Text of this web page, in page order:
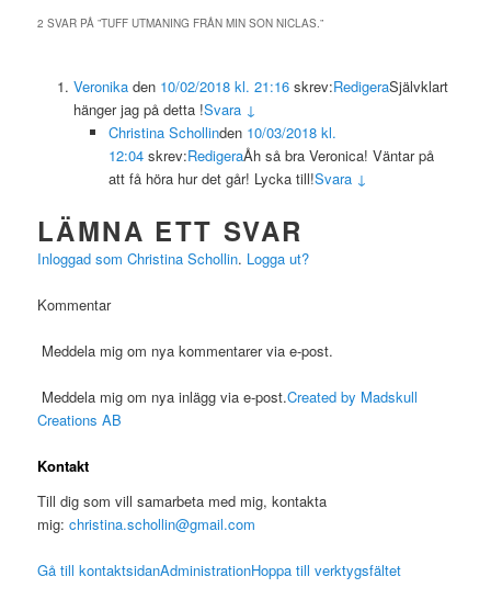
2 SVAR PÅ ”TUFF UTMANING FRÅN MIN SON NICLAS.”
Veronikaden 10/02/2018 kl. 21:16skrev:RedigeraSjälvklart
hänger jag på detta !Svara ↓
Christina Schollinden 10/03/2018 kl.
12:04 skrev:RedigeraÅh så bra Veronica! Väntar på
att få höra hur det går! Lycka till!Svara ↓
LÄMNA ETT SVAR
Inloggad som Christina Schollin. Logga ut?
Kommentar
Meddela mig om nya kommentarer via e-post.
Meddela mig om nya inlägg via e-post.Created by Madskull
Creations AB
Kontakt
Till dig som vill samarbeta med mig, kontakta
mig:christina.schollin@gmail.com
Gå till kontaktsidanAdministrationHoppa till verktygsfältet